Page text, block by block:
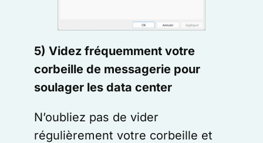
5) Videz fréquemment votre
corbeille de messagerie pour
soulager les data center
N’oubliez pas de vider
régulièrement votre corbeille et